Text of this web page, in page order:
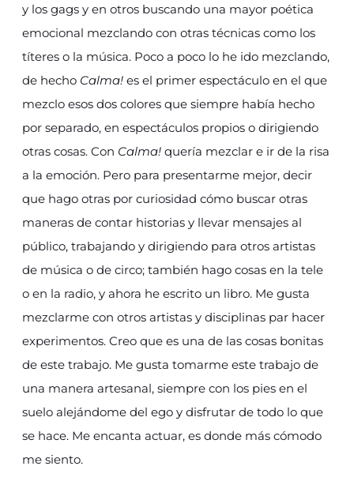
y los gags y en otros buscando una mayor poética
emocional mezclando con otras técnicas como los
títeres o la música. Poco a poco lo he ido mezclando,
de hecho Calma! es el primer espectáculo en el que
mezclo esos dos colores que siempre había hecho
por separado, en espectáculos propios o dirigiendo
otras cosas. Con Calma! quería mezclar e ir de la risa
a la emoción. Pero para presentarme mejor, decir
que hago otras por curiosidad cómo buscar otras
maneras de contar historias y llevar mensajes al
público, trabajando y dirigiendo para otros artistas
de música o de circo; también hago cosas en la tele
o en la radio, y ahora he escrito un libro. Me gusta
mezclarme con otros artistas y disciplinas par hacer
experimentos. Creo que es una de las cosas bonitas
de este trabajo. Me gusta tomarme este trabajo de
una manera artesanal, siempre con los pies en el
suelo alejándome del ego y disfrutar de todo lo que
se hace. Me encanta actuar, es donde más cómodo
me siento.